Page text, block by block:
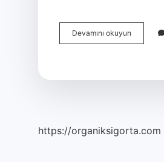
Devamını okuyun
Şehri
https://organiksigorta.com